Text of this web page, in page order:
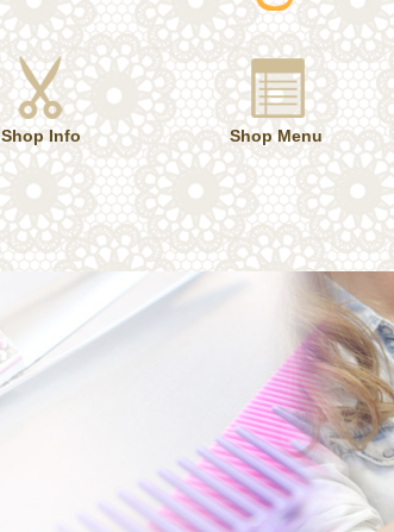
Shop Info Shop Menu